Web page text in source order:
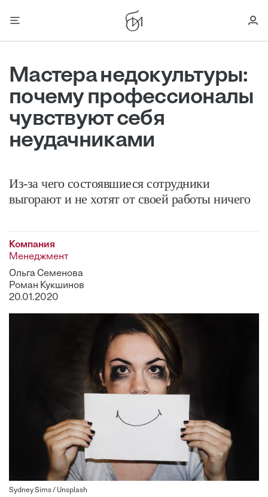
Мастера недокультуры:
почему профессионалы
чувствуют себя
неудачниками
Из-за чего состоявшиеся сотрудники
выгорают и не хотят от своей работы ничего
Компания
Менеджмент
Ольга Семенова
Роман Кукшинов
20.01.2020
Sydney Sims / Unsplash